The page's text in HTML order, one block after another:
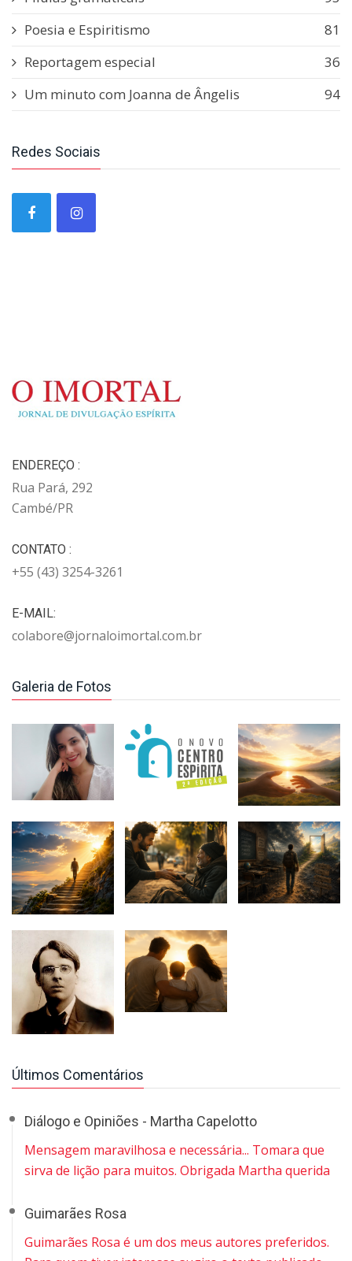
Poesia e Espiritismo
81
Reportagem especial
36
Um minuto com Joanna de Ângelis
94
Redes Sociais
ENDEREÇO :
Rua Pará, 292
Cambé/PR
CONTATO :
+55 (43) 3254-3261
E-MAIL:
colabore@jornaloimortal.com.br
Galeria de Fotos
Últimos Comentários
Diálogo e Opiniões - Martha Capelotto
Mensagem maravilhosa e necessária... Tomara que
sirva de lição para muitos. Obrigada Martha querida
Guimarães Rosa
Guimarães Rosa é um dos meus autores preferidos.